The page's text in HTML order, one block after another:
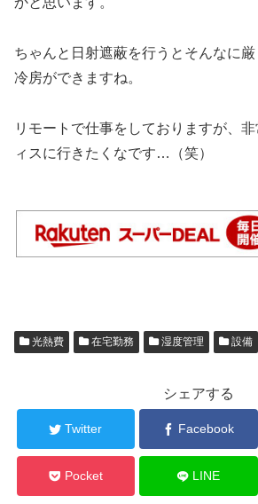
ちゃんと日射遮蔽を行うとそんなに
冷房ができますね。
リモートで仕事をしておりますが、
ィスに行きたくなです…（笑）
光熱費 在宅勤務 湿度管理 設備
シェアする
Twitter Facebook
Pocket LINE